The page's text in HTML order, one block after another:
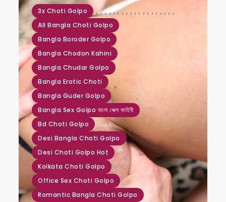
3x Choti Golpo ,
All Bangla Choti Golpo
,
Bangla Boroder Golpo
,
Bangla Chodon Kahini
,
Bangla Chudar Golpo
,
Bangla Erotic Choti
,
Bangla Guder Golpo
,
Bangla Sex Golpo বাংলা সেক্স কাহিনী
,
Bd Choti Golpo
,
Desi Bangla Choti Golpo
,
Desi Choti Golpo Hot
,
Kolkata Choti Golpo
,
Office Sex Choti Golpo
,
Romantic Bangla Choti Golpo
,, , ,, ,